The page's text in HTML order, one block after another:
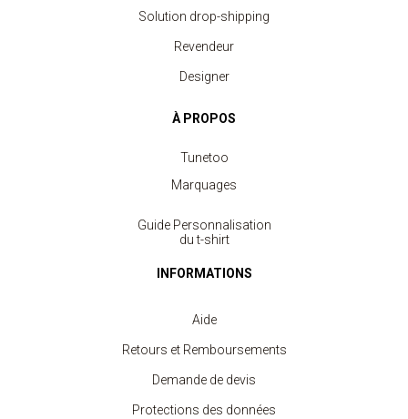
Solution drop-shipping
Revendeur
Designer
À PROPOS
Tunetoo
Marquages
Guide Personnalisation
du t-shirt
INFORMATIONS
Aide
Retours et Remboursements
Demande de devis
Protections des données